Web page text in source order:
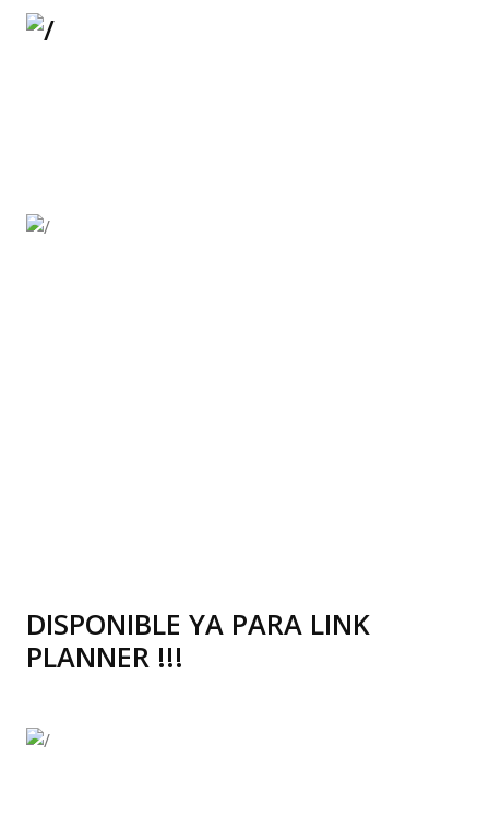
DISPONIBLE YA PARA LINK
PLANNER !!!